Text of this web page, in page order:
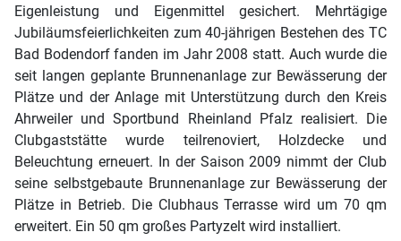
Eigenleistung und Eigenmittel gesichert. Mehrtägige
Jubiläumsfeierlichkeiten zum 40-jährigen Bestehen des TC
Bad Bodendorf fanden im Jahr 2008 statt. Auch wurde die
seit langen geplante Brunnenanlage zur Bewässerung der
Plätze und der Anlage mit Unterstützung durch den Kreis
Ahrweiler und Sportbund Rheinland Pfalz realisiert. Die
Clubgaststätte wurde teilrenoviert, Holzdecke und
Beleuchtung erneuert. In der Saison 2009 nimmt der Club
seine selbstgebaute Brunnenanlage zur Bewässerung der
Plätze in Betrieb. Die Clubhaus Terrasse wird um 70 qm
erweitert. Ein 50 qm großes Partyzelt wird installiert.